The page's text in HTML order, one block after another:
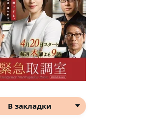
В закладки